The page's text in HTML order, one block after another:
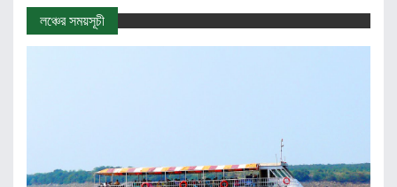
লঞ্চের সময়সূচী